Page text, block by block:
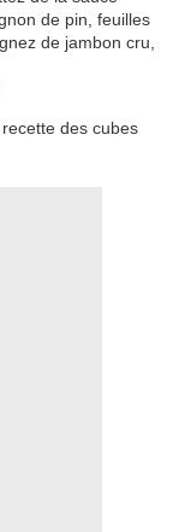
de pin, feuilles
de jambon cru,
des cubes